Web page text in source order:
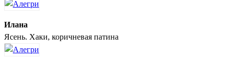
Илана
Ясень. Хаки, коричневая патина